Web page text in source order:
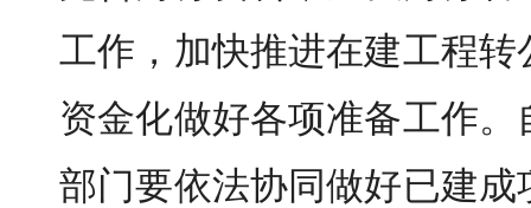
工作，加快推进在建工程
资金化做好各项准备工作
部门要依法协同做好已建